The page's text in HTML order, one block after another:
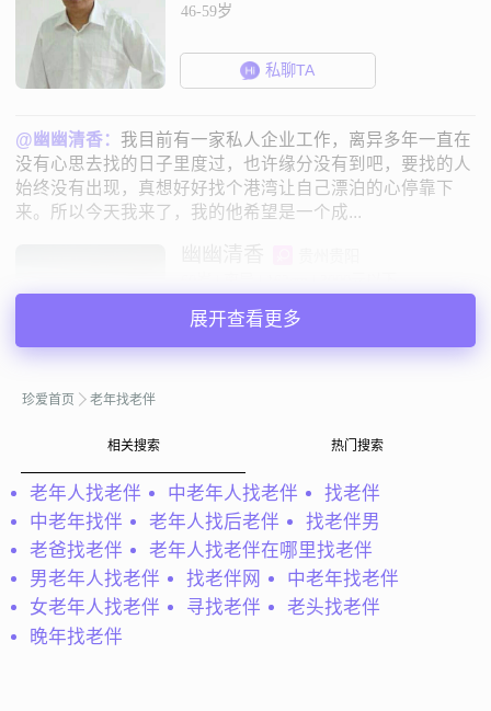
46-59岁
私聊TA
@幽幽清香： 我目前有一家私人企业工作，离异多年一直在
没有心思去找的日子里度过，也许缘分没有到吧，要找的人
始终没有出现，真想好好找个港湾让自己漂泊的心停靠下
来。所以今天我来了，我的他希望是一个成...
42-56岁 | 171cm以上 | 离异
@遇到你真好：真诚寻找老伴，想过实实在在的生活
遇到你真好
吉林白山
65岁 | 离异 | 162cm | 3000元以下
寻找异性：
40-56岁 | 155-163cm
展开查看更多
珍爱首页 老年找老伴
相关搜索 热门搜索
老年人找老伴 中老年人找老伴
找老伴
中老年找伴
老年人找后老伴
找老伴男
老爸找老伴
老年人找老伴在哪里找老伴
男老年人找老伴
找老伴网
中老年找老伴
女老年人找老伴
寻找老伴
老头找老伴
晚年找老伴